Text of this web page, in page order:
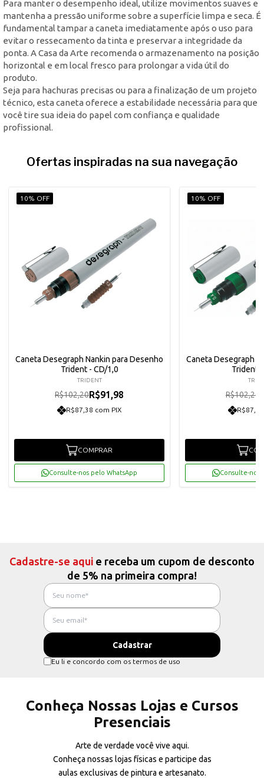
Para manter o desempenho ideal, utilize movimentos suaves e
mantenha a pressão uniforme sobre a superfície limpa e seca. É
fundamental tampar a caneta imediatamente após o uso para
evitar o ressecamento da tinta e preservar a integridade da
ponta. A Casa da Arte recomenda o armazenamento na posição
horizontal e em local fresco para prolongar a vida útil do
produto.
Seja para hachuras precisas ou para a finalização de um projeto
técnico, esta caneta oferece a estabilidade necessária para que
você tire sua ideia do papel com confiança e qualidade
profissional.
Ofertas inspiradas na sua navegação
10% OFF
Caneta Desegraph Nankin para Desenho
Trident - CD/1,0
TRIDENT
R$102,20R$91,98
R$87,38 com PIX
COMPRAR
Consulte-nos pelo WhatsApp
10% OFF
Caneta Desegraph
Trident -
R$102,20
Consulte-nos
Cadastre-se aqui e receba um cupom de desconto
de 5% na primeira compra!
Eu li e concordo com os termos de uso
Conheça Nossas Lojas e Cursos
Presenciais
Arte de verdade você vive aqui.
Conheça nossas lojas físicas e participe das
aulas exclusivas de pintura e artesanato.